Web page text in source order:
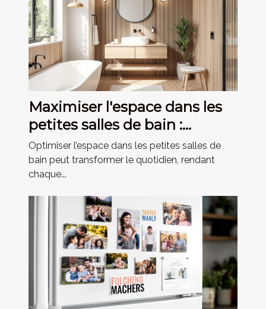
Maximiser l'espace dans les
petites salles de bain :
astuces et conseils
Optimiser l’espace dans les petites salles de
bain peut transformer le quotidien, rendant
chaque...